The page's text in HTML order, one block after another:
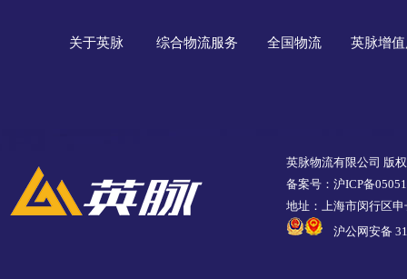
关于英脉 综合物流服务 全国物流 英脉增
英脉物流有限公司 版
备案号：沪ICP备
地址：上海市闵行区
沪公网安备